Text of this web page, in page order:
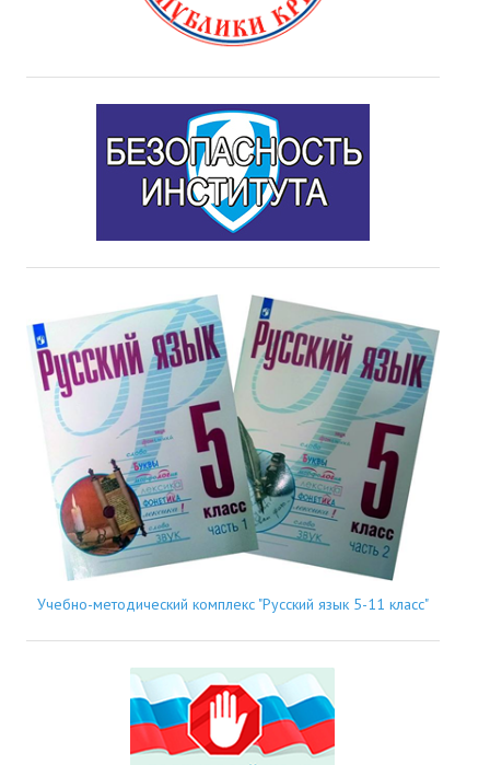
Учебно-методический комплекс "Русский язык 5-11 класс"